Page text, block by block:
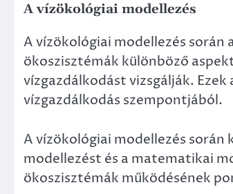
A vízökológiai modellezés
A vízökológiai modellezés során
ökoszisztémák különböző
vízgazdálkodást vizsgálják.
vízgazdálkodás szempontjából.
A vízökológiai modellezés
modellezést és a matematikai
ökoszisztémák működésének